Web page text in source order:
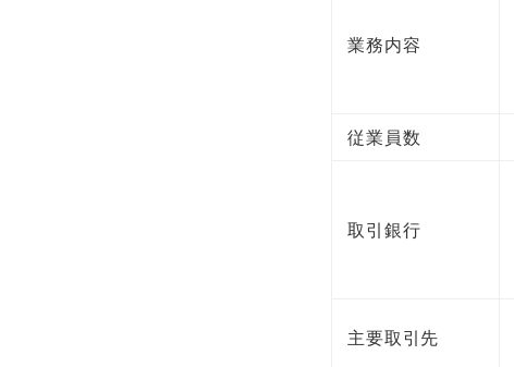
業務内容
従業員数
取引銀行
主要取引先